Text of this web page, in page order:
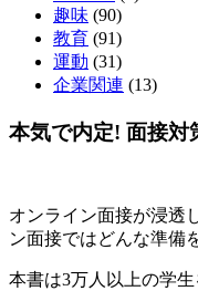
趣味 (90)
教育 (91)
運動 (31)
企業関連 (13)
本気で内定! 面接対
オンライン面接が浸透
ン面接ではどんな準備
本書は3万人以上の学